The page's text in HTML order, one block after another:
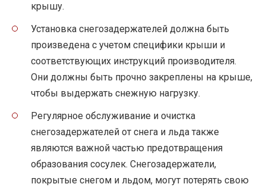
крышу.
Установка снегозадержателей должна быть
произведена с учетом специфики крыши и
соответствующих инструкций производителя.
Они должны быть прочно закреплены на крыше,
чтобы выдержать снежную нагрузку.
Регулярное обслуживание и очистка
снегозадержателей от снега и льда также
являются важной частью предотвращения
образования сосулек. Снегозадержатели,
покрытые снегом и льдом, могут потерять свою